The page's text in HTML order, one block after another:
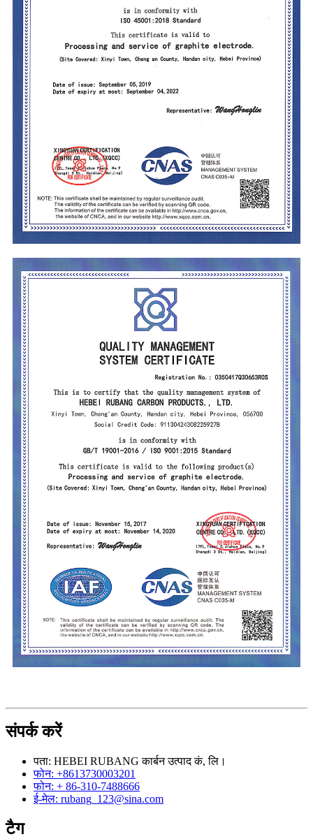
संपर्क करें
पता: HEBEI RUBANG कार्बन उत्पाद कं, लि।
फोन: +8613730003201
फोन: + 86-310-7488666
ई-मेल: rubang_123@sina.com
टैग